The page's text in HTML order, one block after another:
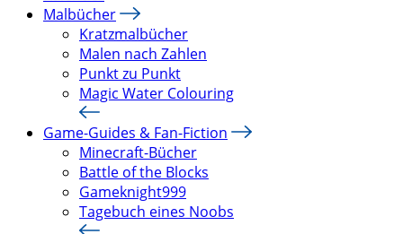
Malbücher
Kratzmalbücher
Malen nach Zahlen
Punkt zu Punkt
Magic Water Colouring
Game-Guides & Fan-Fiction
Minecraft-Bücher
Battle of the Blocks
Gameknight999
Tagebuch eines Noobs